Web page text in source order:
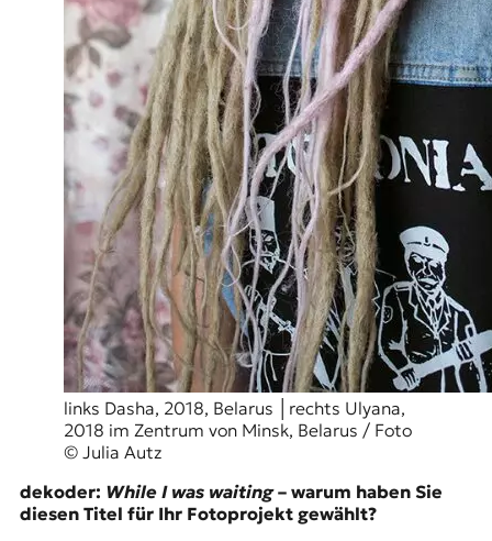
links Dasha, 2018, Belarus │rechts Ulyana,
2018 im Zentrum von Minsk, Belarus / Foto
© Julia Autz
dekoder: While I was waiting– warum haben Sie
diesen Titel für Ihr Fotoprojekt gewählt?